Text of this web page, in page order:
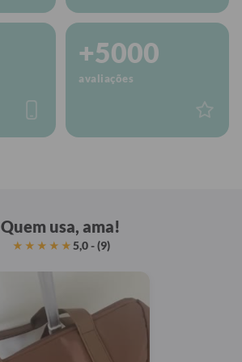
+5000
avaliações
Quem usa, ama!
★★★★★5,0 - (9)